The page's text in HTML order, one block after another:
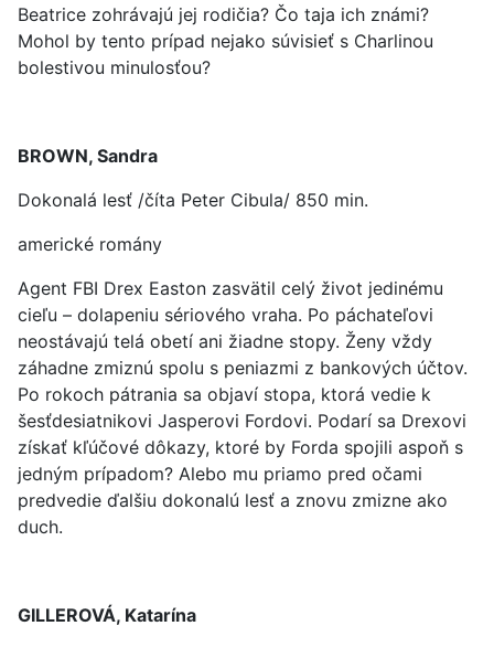
Beatrice zohrávajú jej rodičia? Čo taja ich známi?
Mohol by tento prípad nejako súvisieť s Charlinou
bolestivou minulosťou?
BROWN, Sandra
Dokonalá lesť /číta Peter Cibula/ 850 min.
americké romány
Agent FBI Drex Easton zasvätil celý život jedinému
cieľu – dolapeniu sériového vraha. Po páchateľovi
neostávajú telá obetí ani žiadne stopy. Ženy vždy
záhadne zmiznú spolu s peniazmi z bankových účtov.
Po rokoch pátrania sa objaví stopa, ktorá vedie k
šesťdesiatnikovi Jasperovi Fordovi. Podarí sa Drexovi
získať kľúčové dôkazy, ktoré by Forda spojili aspoň s
jedným prípadom? Alebo mu priamo pred očami
predvedie ďalšiu dokonalú lesť a znovu zmizne ako
duch.
GILLEROVÁ, Katarína